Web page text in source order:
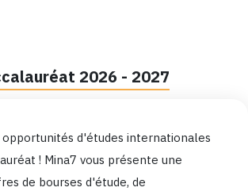
2026 - 2027
d'études internationales
! Mina7 vous présente une
de bourses d'étude, de